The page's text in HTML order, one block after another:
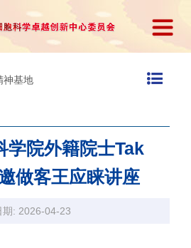
神基地
学院外籍院士Tak
做客王应睐讲座
期: 2026-04-23